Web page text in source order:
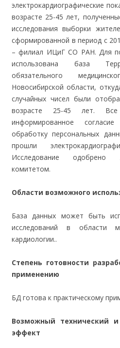
электрокардиографические
возрасте 25-45 лет,
исследования выборки
сформированной в период с
– филиал ИЦиГ СО РАН. Для
использована база
обязательного
Новосибирской области,
случайных чисел были
возрасте 25-45 лет. Все
информированное
обработку персональных
прошли
Исследование одобрено
комитетом.
Области возможного
База данных может быть
исследований в области
кардиологии..
Степень готовности
применению
БД готова к практическому
Возможный технический
эффект